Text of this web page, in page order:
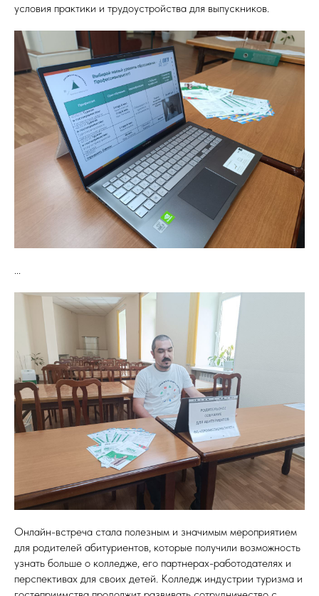
условия практики и трудоустройства для выпускников.
...
Онлайн-встреча стала полезным и значимым мероприятием
для родителей абитуриентов, которые получили возможность
узнать больше о колледже, его партнерах-работодателях и
перспективах для своих детей. Колледж индустрии туризма и